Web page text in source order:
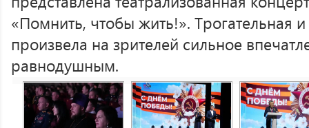
«Помнить, чтобы жить!». Трогательная и
произвела на зрителей сильное
равнодушным.